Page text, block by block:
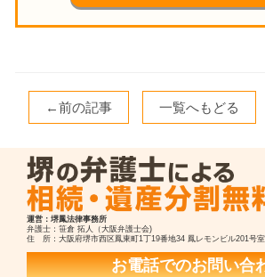
←前の記事 一覧へもどる
運営：堺鳳法律事務所
弁護士：笹倉 拓人（大阪弁護士会)
住 所：大阪府堺市西区鳳東町1丁19番地34 鳳レモンビル201号室
お電話でのお問い合